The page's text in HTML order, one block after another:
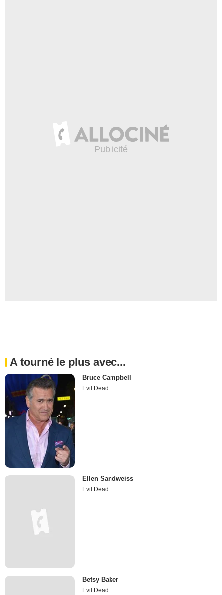
A tourné le plus avec...
Bruce Campbell
Evil Dead
Ellen Sandweiss
Evil Dead
Betsy Baker
Evil Dead